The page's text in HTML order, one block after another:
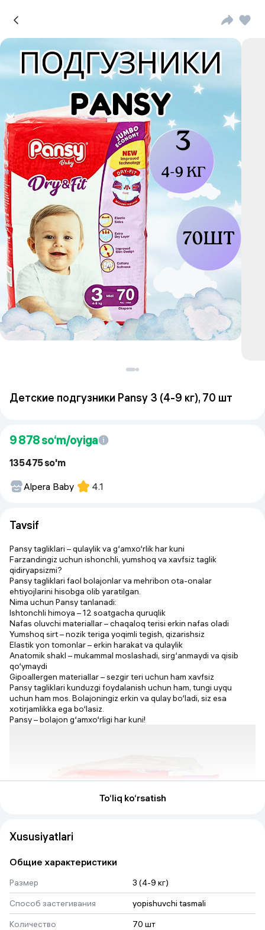
Детские подгузники Pansy 3 (4-9 кг), 70 шт
9 878so‘m/oyiga
135 475 so'm
Alpera Baby
4.1
Tavsif
Pansy tagliklari – qulaylik va g‘amxo‘rlik har kuni
Farzandingiz uchun ishonchli, yumshoq va xavfsiz taglik
qidiryapsizmi?
Pansy tagliklari faol bolajonlar va mehribon ota-onalar
ehtiyojlarini hisobga olib yaratilgan.
Nima uchun Pansy tanlanadi:
Ishtonchli himoya – 12 soatgacha quruqlik
Nafas oluvchi materiallar – chaqaloq terisi erkin nafas oladi
Yumshoq sirt – nozik teriga yoqimli tegish, qizarishsiz
Elastik yon tomonlar – erkin harakat va qulaylik
Anatomik shakl – mukammal moslashadi, sirg‘anmaydi va qisib
qo‘ymaydi
Gipoallergen materiallar – sezgir teri uchun ham xavfsiz
Pansy tagliklari kunduzgi foydalanish uchun ham, tungi uyqu
uchun ham mos. Bolajoningiz erkin va qulay bo‘ladi, siz esa
xotirjamlikka ega bo‘lasiz.
Pansy – bolajon g‘amxo‘rligi har kuni!
To‘liq ko‘rsatish
Xususiyatlari
Общие характеристики
Размер
3 (4-9 кг)
Способ застегивания
yopishuvchi tasmali
Количество
70 шт